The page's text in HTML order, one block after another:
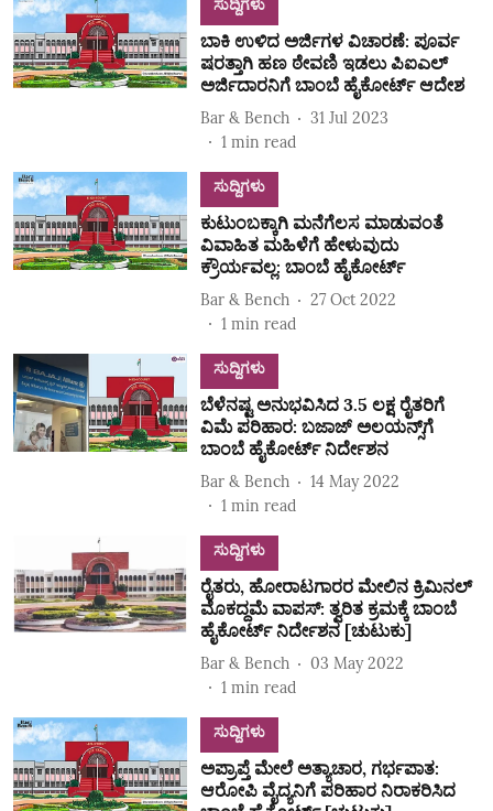
ಸುದ್ದಿಗಳು
ಬಾಕಿ ಉಳಿದ ಅರ್ಜಿಗಳ ವಿಚಾರಣೆ: ಪೂರ್ವ
ಷರತ್ತಾಗಿ ಹಣ ಠೇವಣಿ ಇಡಲು ಪಿಐಎಲ್
ಅರ್ಜಿದಾರನಿಗೆ ಬಾಂಬೆ ಹೈಕೋರ್ಟ್ ಆದೇಶ
Bar & Bench
31 Jul 2023
1 min read
ಸುದ್ದಿಗಳು
ಕುಟುಂಬಕ್ಕಾಗಿ ಮನೆಗೆಲಸ ಮಾಡುವಂತೆ
ವಿವಾಹಿತ ಮಹಿಳೆಗೆ ಹೇಳುವುದು
ಕ್ರೌರ್ಯವಲ್ಲ: ಬಾಂಬೆ ಹೈಕೋರ್ಟ್
Bar & Bench
27 Oct 2022
1 min read
ಸುದ್ದಿಗಳು
ಬೆಳೆನಷ್ಟ ಅನುಭವಿಸಿದ 3.5 ಲಕ್ಷ ರೈತರಿಗೆ
ವಿಮೆ ಪರಿಹಾರ: ಬಜಾಜ್ ಅಲಯನ್ಸ್‌ಗೆ
ಬಾಂಬೆ ಹೈಕೋರ್ಟ್ ನಿರ್ದೇಶನ
Bar & Bench
14 May 2022
1 min read
ಸುದ್ದಿಗಳು
ರೈತರು, ಹೋರಾಟಗಾರರ ಮೇಲಿನ ಕ್ರಿಮಿನಲ್
ಮೊಕದ್ದಮೆ ವಾಪಸ್: ತ್ವರಿತ ಕ್ರಮಕ್ಕೆ ಬಾಂಬೆ
ಹೈಕೋರ್ಟ್ ನಿರ್ದೇಶನ [ಚುಟುಕು]
Bar & Bench
03 May 2022
1 min read
ಸುದ್ದಿಗಳು
ಅಪ್ರಾಪ್ತೆ ಮೇಲೆ ಅತ್ಯಾಚಾರ, ಗರ್ಭಪಾತ:
ಆರೋಪಿ ವೈದ್ಯನಿಗೆ ಪರಿಹಾರ ನಿರಾಕರಿಸಿದ